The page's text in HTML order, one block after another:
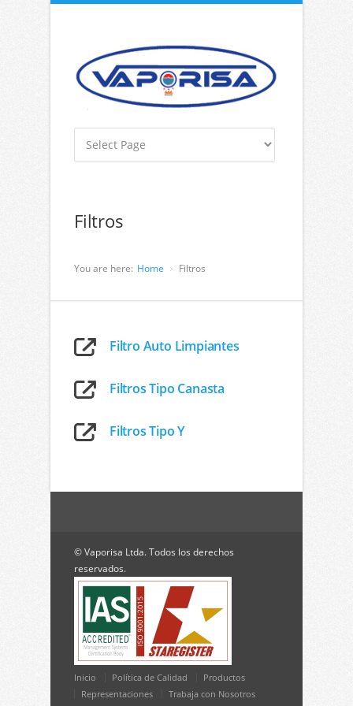
Filtros
You are here: Home Filtros
Filtro Auto Limpiantes
Filtros Tipo Canasta
Filtros Tipo Y
© Vaporisa Ltda. Todos los derechos
reservados.
Inicio Política de Calidad
Productos
Representaciones
Trabaja con Nosotros